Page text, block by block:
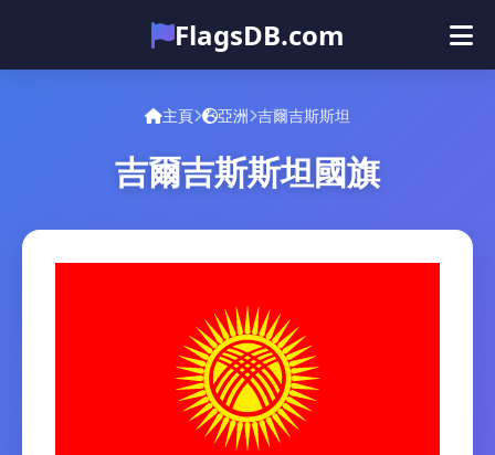
FlagsDB.com
主頁
测验
主頁 亞洲 吉爾吉斯斯坦
吉爾吉斯斯坦國旗